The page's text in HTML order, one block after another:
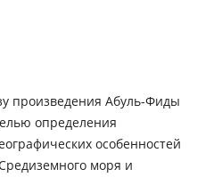
произведения Абуль-Фиды
определения
особенностей
моря и